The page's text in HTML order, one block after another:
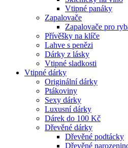
Vtipné panáky
Zapalovače
Zapalovače pro
Přívěšky na klíče
Lahve s penězi
Dárky z lásky
Vtipné sladkosti
Vtipné dárky
Originální dárky
Ptákoviny
Sexy dárky
Luxusní dárky
Dárek do 100 Kč
Dřevěné dárky
Dřevěné podtácky
Dřevěné